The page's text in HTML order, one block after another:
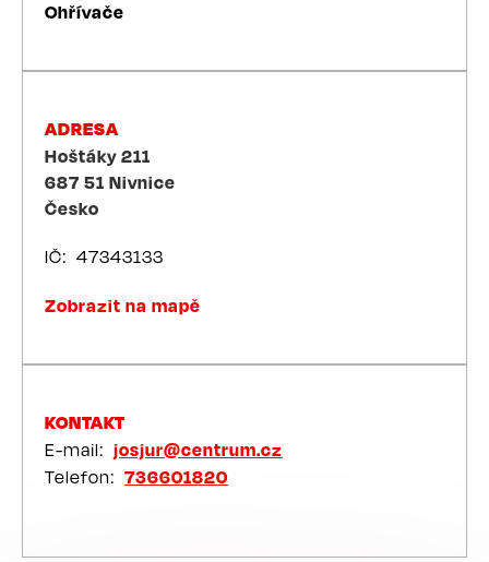
Ohřívače
ADRESA
Hoštáky 211
687 51 Nivnice
Česko
IČ 47343133
Zobrazit na mapě
KONTAKT
E-mail
josjur@centrum.cz
Telefon
736601820